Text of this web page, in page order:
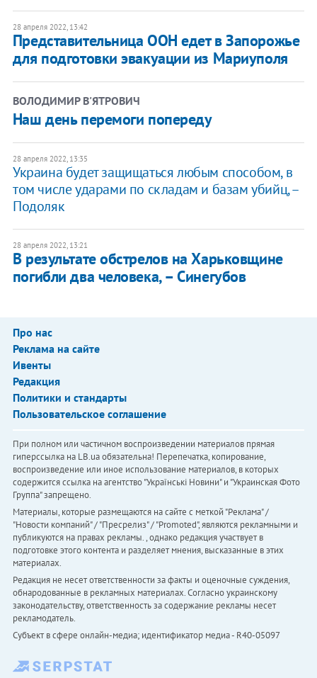
28 апреля 2022, 13:42
Представительница ООН едет в Запорожье
для подготовки эвакуации из Мариуполя
ВОЛОДИМИР В'ЯТРОВИЧ
Наш день перемоги попереду
28 апреля 2022, 13:35
Украина будет защищаться любым способом, в
том числе ударами по складам и базам убийц, –
Подоляк
28 апреля 2022, 13:21
В результате обстрелов на Харьковщине
погибли два человека, – Синегубов
Про нас
Реклама на сайте
Ивенты
Редакция
Политики и стандарты
Пользовательское соглашение
При полном или частичном воспроизведении материалов прямая
гиперссылка на LB.ua обязательна! Перепечатка, копирование,
воспроизведение или иное использование материалов, в которых
содержится ссылка на агентство "Українськi Новини" и "Украинская Фото
Группа" запрещено.
Материалы, которые размещаются на сайте с меткой "Реклама" /
"Новости компаний" / "Пресрелиз" / "Promoted", являются рекламными и
публикуются на правах рекламы. , однако редакция участвует в
подготовке этого контента и разделяет мнения, высказанные в этих
материалах.
Редакция не несет ответственности за факты и оценочные суждения,
обнародованные в рекламных материалах. Согласно украинскому
законодательству, ответственность за содержание рекламы несет
рекламодатель.
Субъект в сфере онлайн-медиа; идентификатор медиа - R40-05097